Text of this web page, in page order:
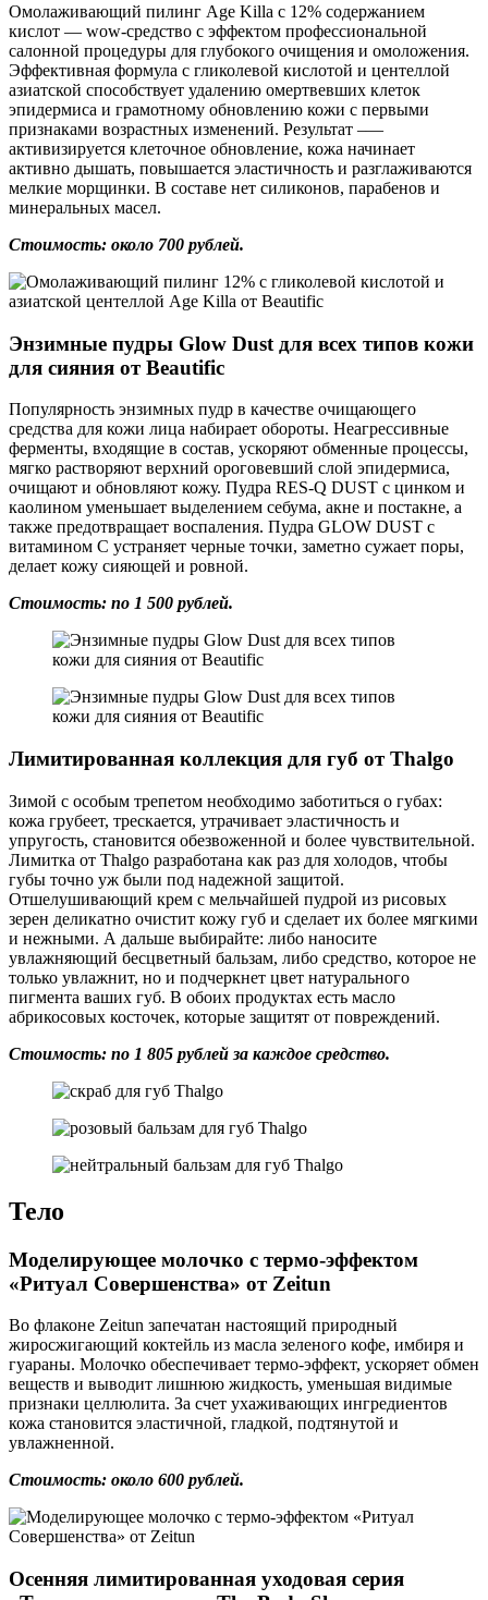
Омолаживающий пилинг Age Killa с 12% содержанием
кислот — wow-средство с эффектом профессиональной
салонной процедуры для глубокого очищения и омоложения.
Эффективная формула с гликолевой кислотой и центеллой
азиатской способствует удалению омертвевших клеток
эпидермиса и грамотному обновлению кожи с первыми
признаками возрастных изменений. Результат –—
активизируется клеточное обновление, кожа начинает
активно дышать, повышается эластичность и разглаживаются
мелкие морщинки. В составе нет силиконов, парабенов и
минеральных масел.
Стоимость: около 700 рублей.
Энзимные пудры Glow Dust для всех типов кожи
для сияния от Beautific
Популярность энзимных пудр в качестве очищающего
средства для кожи лица набирает обороты. Неагрессивные
ферменты, входящие в состав, ускоряют обменные процессы,
мягко растворяют верхний ороговевший слой эпидермиса,
очищают и обновляют кожу. Пудра RES-Q DUST с цинком и
каолином уменьшает выделением себума, акне и постакне, а
также предотвращает воспаления. Пудра GLOW DUST с
витамином С устраняет черные точки, заметно сужает поры,
делает кожу сияющей и ровной.
Стоимость: по 1 500 рублей.
Лимитированная коллекция для губ от Thalgo
Зимой с особым трепетом необходимо заботиться о губах:
кожа грубеет, трескается, утрачивает эластичность и
упругость, становится обезвоженной и более чувствительной.
Лимитка от Thalgo разработана как раз для холодов, чтобы
губы точно уж были под надежной защитой.
Отшелушивающий крем с мельчайшей пудрой из рисовых
зерен деликатно очистит кожу губ и сделает их более мягкими
и нежными. А дальше выбирайте: либо наносите
увлажняющий бесцветный бальзам, либо средство, которое не
только увлажнит, но и подчеркнет цвет натурального
пигмента ваших губ. В обоих продуктах есть масло
абрикосовых косточек, которые защитят от повреждений.
Стоимость: по 1 805 рублей за каждое средство.
Тело
Моделирующее молочко с термо-эффектом
«Ритуал Совершенства» от Zeitun
Во флаконе Zeitun запечатан настоящий природный
жиросжигающий коктейль из масла зеленого кофе, имбиря и
гуараны. Молочко обеспечивает термо-эффект, ускоряет обмен
веществ и выводит лишнюю жидкость, уменьшая видимые
признаки целлюлита. За счет ухаживающих ингредиентов
кожа становится эластичной, гладкой, подтянутой и
увлажненной.
Стоимость: около 600 рублей.
Осенняя лимитированная уходовая серия